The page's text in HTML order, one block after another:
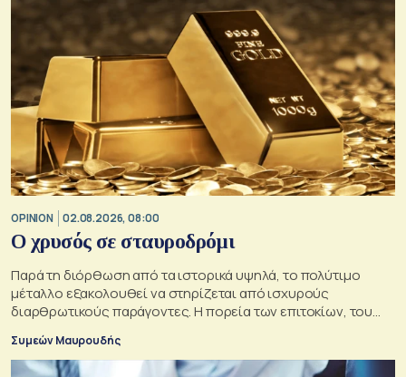
OPINION 02.08.2026, 08:00
O χρυσός σε σταυροδρόμι
Παρά τη διόρθωση από τα ιστορικά υψηλά, το πολύτιμο
μέταλλο εξακολουθεί να στηρίζεται από ισχυρούς
διαρθρωτικούς παράγοντες. Η πορεία των επιτοκίων, του
καθορίσουν αν οι προϋποθέσεις για περαιτέρω άνοδο της
τιμής του παραμένουν ισχυρές
Συμεών Μαυρουδής